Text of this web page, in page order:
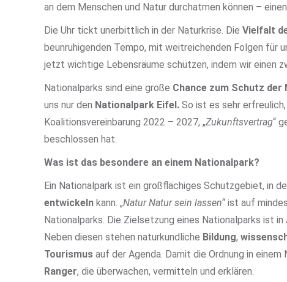
an dem Menschen und Natur durchatmen können –
Die Uhr tickt unerbittlich in der Naturkrise. Die Vielfalt
beunruhigenden Tempo, mit weitreichenden Folgen für
jetzt wichtige Lebensräume schützen, indem wir einen
Nationalparks sind eine große Chance zum Schutz der
uns nur den Nationalpark Eifel. So ist es sehr
Koalitionsvereinbarung 2022 – 2027, „Zukunftsvertrag“
beschlossen hat.
Was ist das besondere an einem Nationalpark?
Ein Nationalpark ist ein großflächiges Schutzgebiet, in
entwickeln kann. „Natur Natur sein lassen“ist auf
Nationalparks. Die Zielsetzung eines Nationalparks ist
Neben diesen stehen naturkundliche Bildung,
Tourismus auf der Agenda. Damit die Ordnung in
Ranger, die überwachen, vermitteln und erklären.